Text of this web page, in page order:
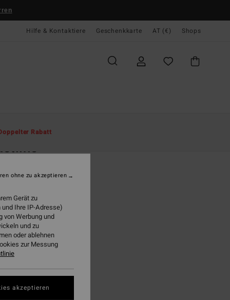
Hilfe & Kontaktiere Geschenkkarte AT (€) Shops
Rabatt
(16 Bewertungen)
63%
RABATT EXTRA 25%
Gerät zu
Ihre IP-Adresse)
von Werbung und
und zu
oder ablehnen
zur Messung
ohne zu akzeptieren
akzeptieren